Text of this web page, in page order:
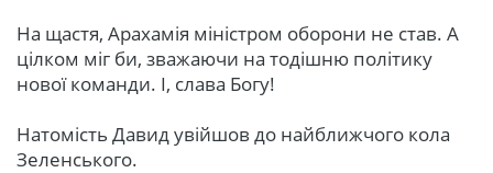
На щастя, Арахамія міністром оборони не став. А
цілком міг би, зважаючи на тодішню політику
нової команди. І, слава Богу!
Натомість Давид увійшов до найближчого кола
Зеленського.